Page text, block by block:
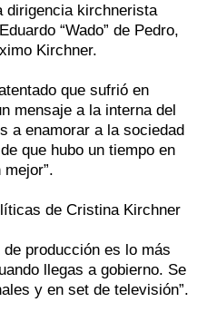
dirigencia kirchnerista
“Wado” de Pedro,
Kirchner.
que sufrió en
mensaje a la interna del
a enamorar a la sociedad
que hubo un tiempo en
de Cristina Kirchner
producción es lo más
llegas a gobierno. Se
y en set de televisión”.